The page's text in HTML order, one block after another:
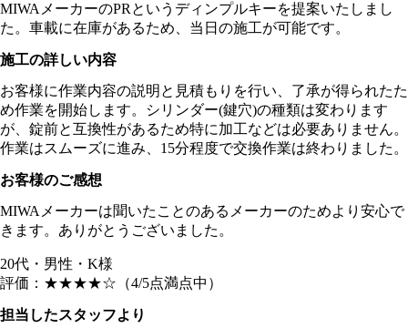
MIWAメーカーのPRというディンプルキーを提案いたしまし
た。車載に在庫があるため、当日の施工が可能です。
施工の詳しい内容
お客様に作業内容の説明と見積もりを行い、了承が得られたた
め作業を開始します。シリンダー(鍵穴)の種類は変わります
が、錠前と互換性があるため特に加工などは必要ありません。
作業はスムーズに進み、15分程度で交換作業は終わりました。
お客様のご感想
MIWAメーカーは聞いたことのあるメーカーのためより安心で
きます。ありがとうございました。
20代・男性・K様
評価： ★★★★☆ （4/5点満点中）
担当したスタッフより